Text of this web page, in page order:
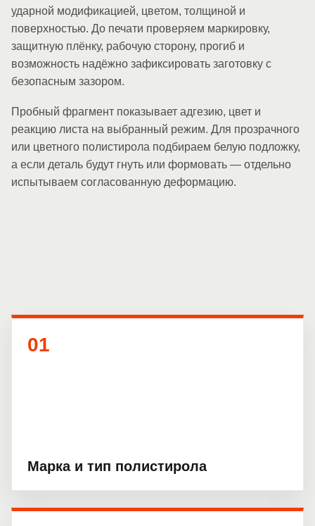
ударной модификацией, цветом, толщиной и
поверхностью. До печати проверяем маркировку,
защитную плёнку, рабочую сторону, прогиб и
возможность надёжно зафиксировать заготовку с
безопасным зазором.
Пробный фрагмент показывает адгезию, цвет и
реакцию листа на выбранный режим. Для прозрачного
или цветного полистирола подбираем белую подложку,
а если деталь будут гнуть или формовать — отдельно
испытываем согласованную деформацию.
01
Марка и тип полистирола